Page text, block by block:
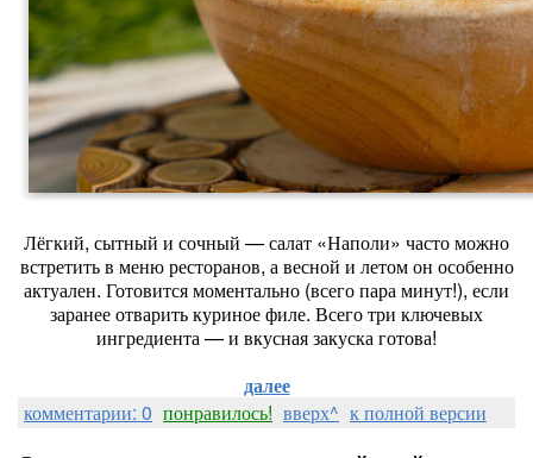
Лёгкий, сытный и сочный — салат «Наполи» часто можно
встретить в меню ресторанов, а весной и летом он особенно
актуален. Готовится моментально (всего пара минут!), если
заранее отварить куриное филе. Всего три ключевых
ингредиента — и вкусная закуска готова!
далее
комментарии: 0 понравилось! вверх^ к полной версии